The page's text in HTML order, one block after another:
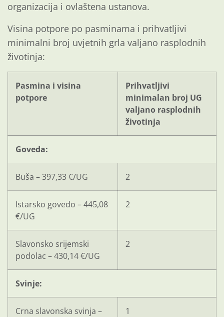
organizacija i ovlaštena ustanova.
Visina potpore po pasminama i prihvatljivi
minimalni broj uvjetnih grla valjano rasplodnih
životinja:
Pasmina i visina
potpore
Prihvatljivi
minimalan broj UG
valjano rasplodnih
životinja
Goveda:
Buša – 397,33 €/UG 2
Istarsko govedo – 445,08
€/UG
2
Slavonsko srijemski
podolac – 430,14 €/UG
2
Svinje:
Crna slavonska svinja –
1